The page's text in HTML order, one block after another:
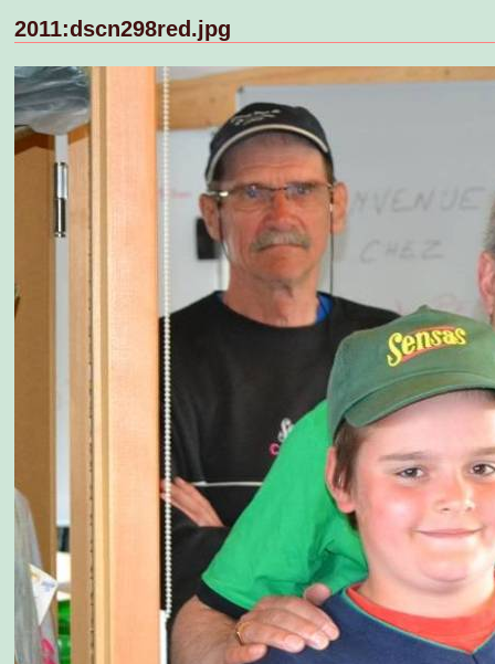
2011:dscn298red.jpg